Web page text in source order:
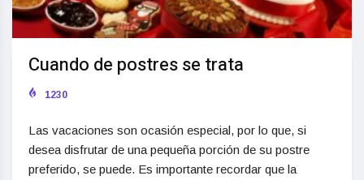
Cuando de postres se trata
1230
Las vacaciones son ocasión especial, por lo que, si
desea disfrutar de una pequeña porción de su postre
preferido, se puede. Es importante recordar que la